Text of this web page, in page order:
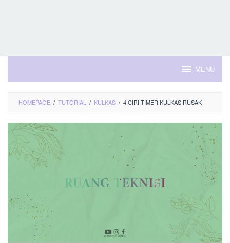
MENU
HOMEPAGE / TUTORIAL / KULKAS / 4 CIRI TIMER KULKAS RUSAK